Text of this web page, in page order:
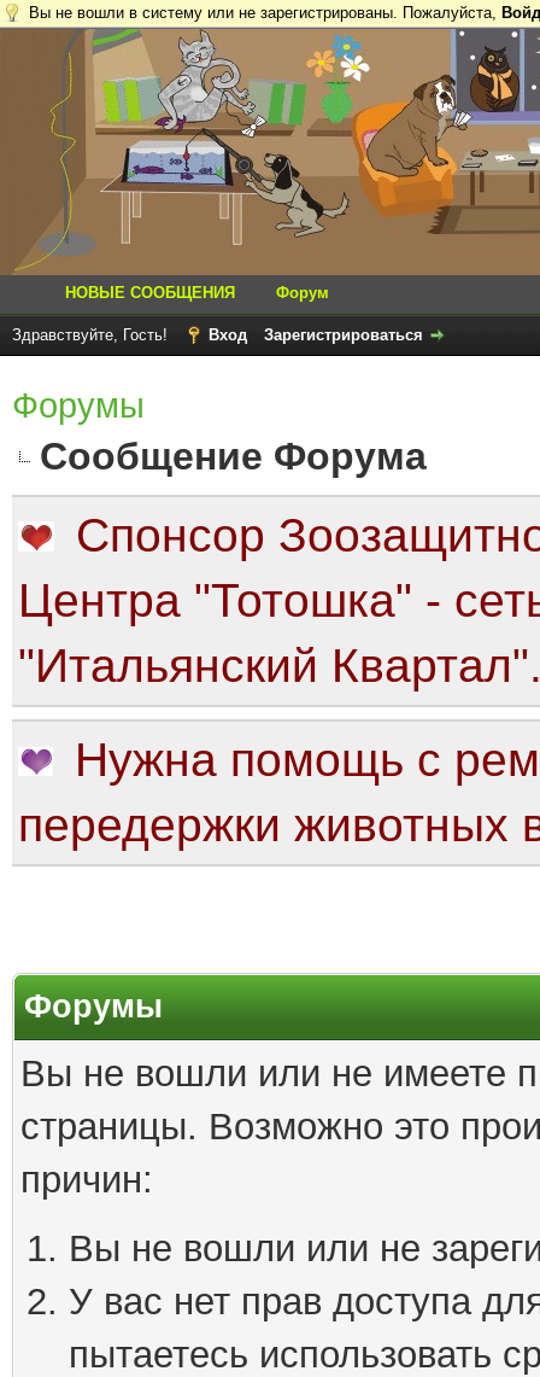
Вы не вошли в систему или не зарегистрированы. Пожалуйста,
НОВЫЕ СООБЩЕНИЯ Форум
Здравствуйте, Гость! Вход Зарегистрироваться
Форумы
Сообщение Форума
Спонсор
Центра "Тотошка" -
"Итальянский
Нужна помощь с
передержки животных
Форумы
Вы не вошли или не имеете
страницы. Возможно это
причин:
Вы не вошли или не
У вас нет прав доступа
пытаетесь использовать